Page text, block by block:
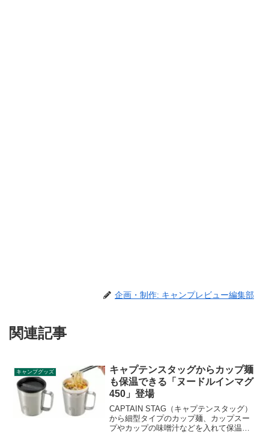
企画・制作: キャンプレビュー編集部
関連記事
キャンプグッズ
キャプテンスタッグからカップ麺
も保温できる「ヌードルインマグ
450」登場
CAPTAIN STAG（キャプテンスタッグ）
から細型タイプのカップ麺、カップスー
プやカップの味噌汁などを入れて保温も